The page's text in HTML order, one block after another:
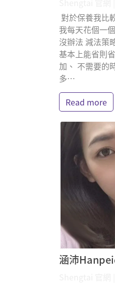
對於保養我比
我每天花個一
沒辦法 減法策
基本上能省則
加、 不需要的
多⋯
Read more